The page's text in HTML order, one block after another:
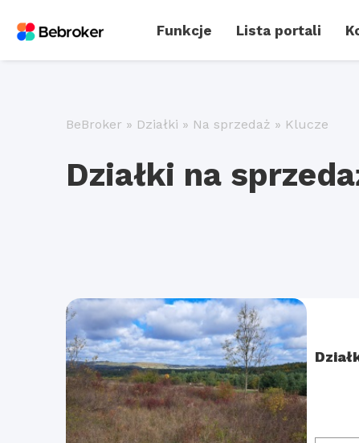
Funkcje Lista portali
BeBroker » Działki » Na sprzedaż » Klucze
Działki na